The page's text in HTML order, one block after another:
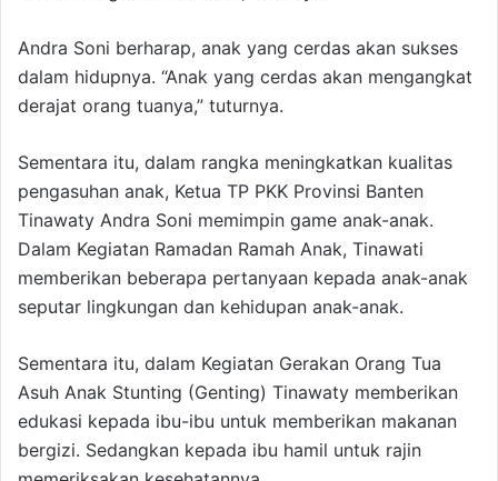
Andra Soni berharap, anak yang cerdas akan sukses
dalam hidupnya. “Anak yang cerdas akan mengangkat
derajat orang tuanya,” tuturnya.
Sementara itu, dalam rangka meningkatkan kualitas
pengasuhan anak, Ketua TP PKK Provinsi Banten
Tinawaty Andra Soni memimpin game anak-anak.
Dalam Kegiatan Ramadan Ramah Anak, Tinawati
memberikan beberapa pertanyaan kepada anak-anak
seputar lingkungan dan kehidupan anak-anak.
Sementara itu, dalam Kegiatan Gerakan Orang Tua
Asuh Anak Stunting (Genting) Tinawaty memberikan
edukasi kepada ibu-ibu untuk memberikan makanan
bergizi. Sedangkan kepada ibu hamil untuk rajin